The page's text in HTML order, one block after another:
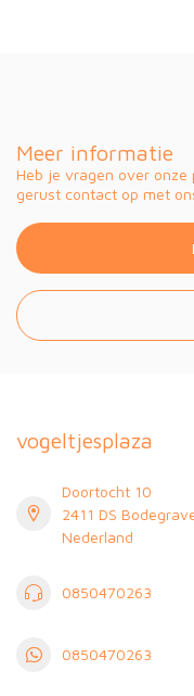
Meer informatie
Heb je vragen over
gerust contact op met
vogeltjesplaza
Doortocht 10
2411 DS
Nederland
0850470263
0850470263